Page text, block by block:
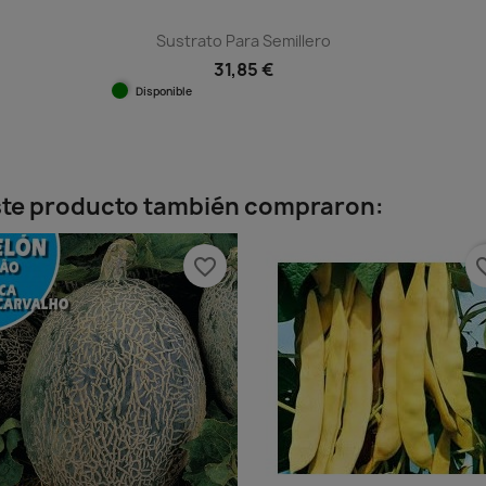
Sustrato Para Semillero
31,85 €
Disponible
producto también compraron:
favorite_border